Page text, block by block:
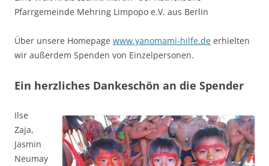
Pfarrgemeinde Mehring Limpopo e.V. aus Berlin
Über unsere Homepage www.yanomami-hilfe.de erhielten
wir außerdem Spenden von Einzelpersonen.
Ein herzliches Dankeschön an die Spender
Ilse
Zaja,
Jasmin
Neumay